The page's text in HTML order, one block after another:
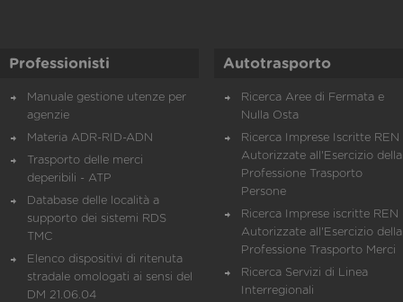
Professionisti
Manuale gestione utenze per
agenzie
Materia ADR-RID-ADN
Trasporto delle merci
deperibili - ATP
Database delle località a
supporto dei sistemi RDS
TMC
Elenco dispositivi di ritenuta
stradale omologati ai sensi del
DM 21.06.04
Autotrasporto
Ricerca Aree di Fermata e
Nulla Osta
Ricerca Imprese Iscritte REN
Autorizzate all'Esercizio della
Professione Trasporto
Persone
Ricerca Imprese iscritte REN
Autorizzate all'Esercizio della
Professione Trasporto Merci
Ricerca Servizi di Linea
Interregionali